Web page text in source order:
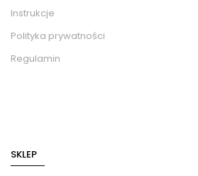
Instrukcje
Polityka prywatności
Regulamin
SKLEP